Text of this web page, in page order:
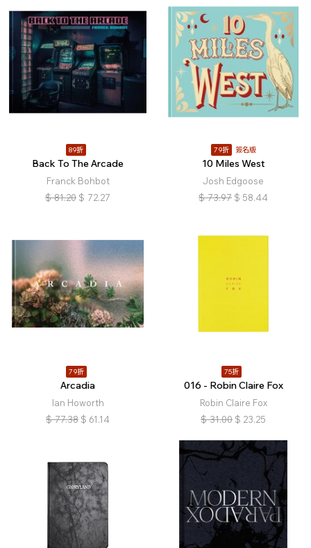
89折
Back To The Arcade
Franck Bohbot
$ 81.20 $ 72.27
79折 簽名版
10 Miles West
Josh Edgoose
$ 73.97 $ 58.44
79折
Arcadia
Ian Howorth
$ 77.38 $ 61.14
75折
016 - Robin Claire Fox
Robin Claire Fox
$ 31.00 $ 23.25